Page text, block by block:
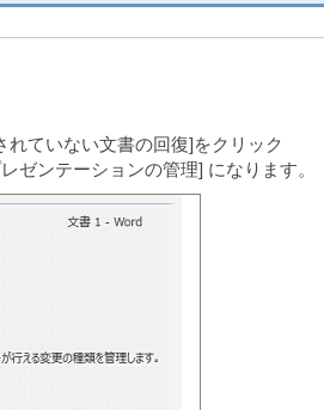
ていない文書の回復]をクリック
ゼンテーションの管理] になります。